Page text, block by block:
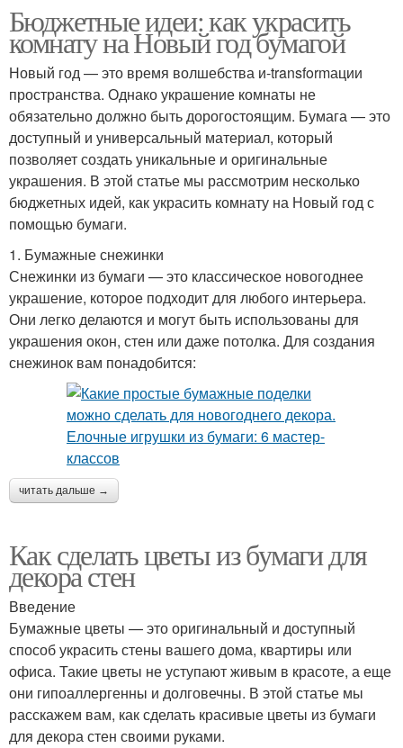
Бюджетные идеи: как украсить
комнату на Новый год бумагой
Новый год — это время волшебства и-transformации
пространства. Однако украшение комнаты не
обязательно должно быть дорогостоящим. Бумага — это
доступный и универсальный материал, который
позволяет создать уникальные и оригинальные
украшения. В этой статье мы рассмотрим несколько
бюджетных идей, как украсить комнату на Новый год с
помощью бумаги.
1. Бумажные снежинки
Снежинки из бумаги — это классическое новогоднее
украшение, которое подходит для любого интерьера.
Они легко делаются и могут быть использованы для
украшения окон, стен или даже потолка. Для создания
снежинок вам понадобится:
читать дальше →
Как сделать цветы из бумаги для
декора стен
Введение
Бумажные цветы — это оригинальный и доступный
способ украсить стены вашего дома, квартиры или
офиса. Такие цветы не уступают живым в красоте, а еще
они гипоаллергенны и долговечны. В этой статье мы
расскажем вам, как сделать красивые цветы из бумаги
для декора стен своими руками.